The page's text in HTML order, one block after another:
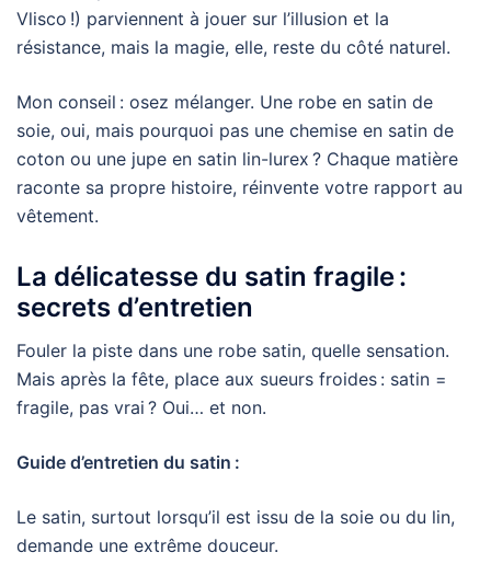
Vlisco !) parviennent à jouer sur l’illusion et la
résistance, mais la magie, elle, reste du côté naturel.
Mon conseil : osez mélanger. Une robe en satin de
soie, oui, mais pourquoi pas une chemise en satin de
coton ou une jupe en satin lin-lurex ? Chaque matière
raconte sa propre histoire, réinvente votre rapport au
vêtement.
La délicatesse du satin fragile :
secrets d’entretien
Fouler la piste dans une robe satin, quelle sensation.
Mais après la fête, place aux sueurs froides : satin =
fragile, pas vrai ? Oui… et non.
Guide d’entretien du satin :
Le satin, surtout lorsqu’il est issu de la soie ou du lin,
demande une extrême douceur.